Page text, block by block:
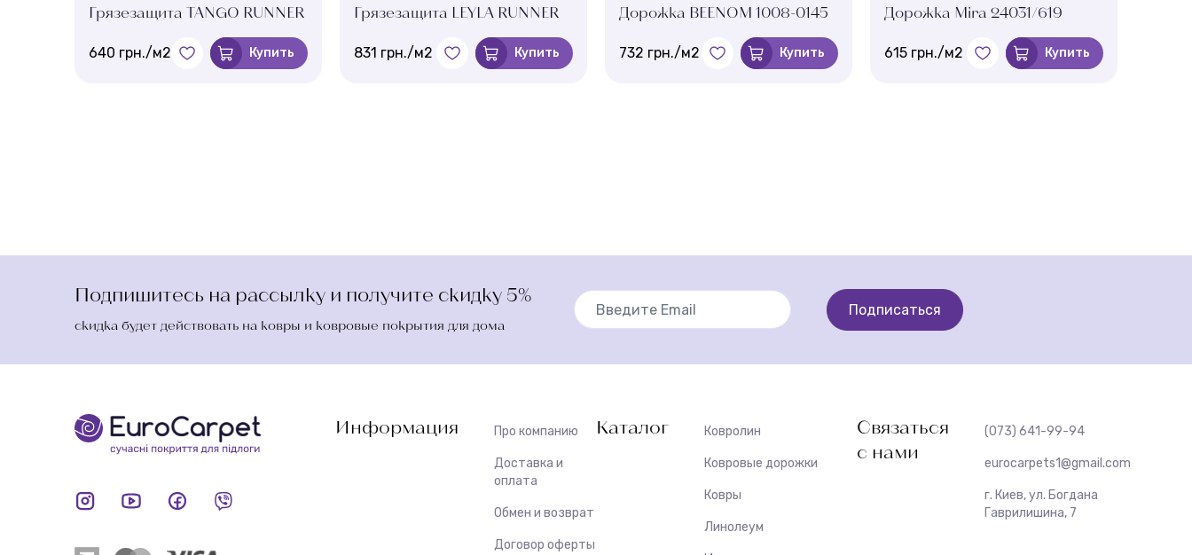
Грязезащита TANGO RUNNER
640 грн./м2 Купить
Грязезащита LEYLA RUNNER
831 грн./м2 Купить
Дорожка BEENOM 1008-0145
732 грн./м2 Купить
Дорожка Mira 24031/619
615 грн./м2 Купить
Подпишитесь на рассылку и получите скидку 5%
скидка будет действовать на ковры и ковровые покрытия для дома
Подписаться
Информация Про компанию
Доставка и
оплата
Обмен и возврат
Договор оферты
Каталог Ковролин
Ковровые дорожки
Ковры
Линолеум
Связаться
с нами
(073) 641-99-94
eurocarpets1@gmail.com
г. Киев, ул. Богдана
Гаврилишина, 7